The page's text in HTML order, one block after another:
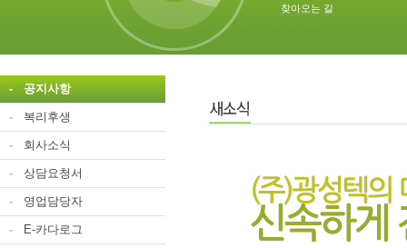
찾아오는 길
- 공지사항
- 복리후생
- 회사소식
- 상담요청서
- 영업담당자
- E-카다로그